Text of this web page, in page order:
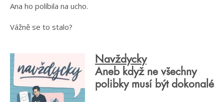
Ana ho políbila na ucho.
Vážně se to stalo?
Navždycky
Aneb když ne všechny
polibky musí být dokonalé